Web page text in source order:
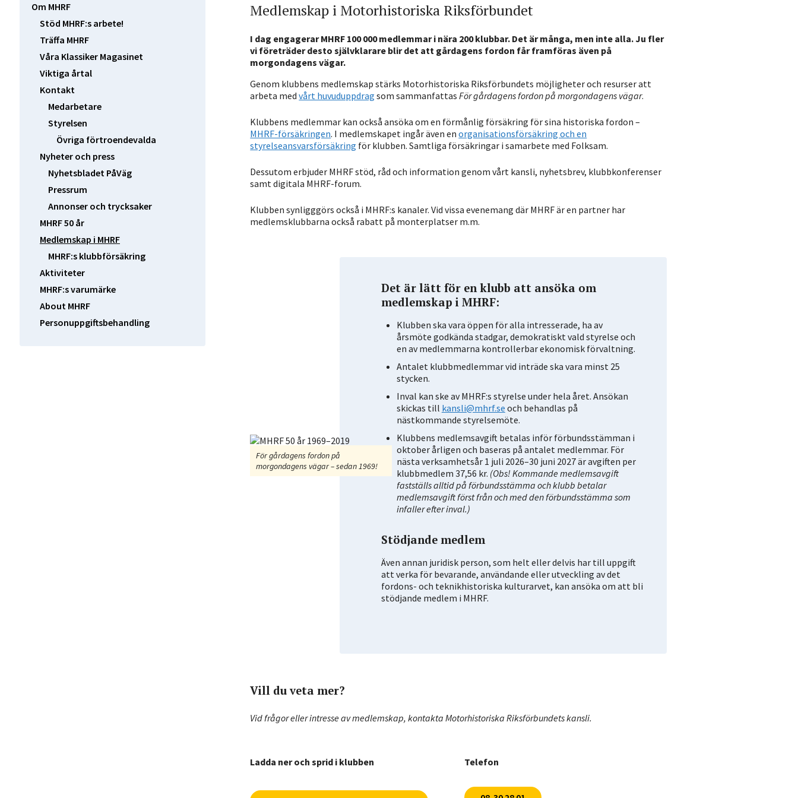
Om MHRF
Stöd MHRF:s arbete!
Träffa MHRF
Våra Klassiker Magasinet
Viktiga årtal
Kontakt
Medarbetare
Styrelsen
Övriga förtroendevalda
Nyheter och press
Nyhetsbladet PåVäg
Pressrum
Annonser och trycksaker
MHRF 50 år
Medlemskap i MHRF
MHRF:s klubbförsäkring
Aktiviteter
MHRF:s varumärke
About MHRF
Personuppgiftsbehandling
Medlemskap i Motorhistoriska Riksförbundet
I dag engagerar MHRF 100 000 medlemmar i nära 200 klubbar. Det är många, men inte alla. Ju fler
vi företräder desto självklarare blir det att gårdagens fordon får framföras även på
morgondagens vägar.
Genom klubbens medlemskap stärks Motorhistoriska Riksförbundets möjligheter och resurser att
arbeta medvårt huvuduppdrag som sammanfattasFör gårdagens fordon på morgondagens vägar.
Klubbens medlemmar kan också ansöka om en förmånlig försäkring för sina historiska fordon –
MHRF-försäkringen. I medlemskapet ingår även enorganisationsförsäkring och en
styrelseansvarsförsäkring för klubben. Samtliga försäkringar i samarbete med Folksam.
Dessutom erbjuder MHRF stöd, råd och information genom vårt kansli, nyhetsbrev, klubbkonferenser
samt digitala MHRF-forum.
Klubben synligggörs också i MHRF:s kanaler. Vid vissa evenemang där MHRF är en partner har
medlemsklubbarna också rabatt på monterplatser m.m.
För gårdagens fordon på
morgondagens vägar – sedan 1969!
Det är lätt för en klubb att ansöka om
medlemskap i MHRF:
Klubben ska vara öppen för alla intresserade, ha av
årsmöte godkända stadgar, demokratiskt vald styrelse och
en av medlemmarna kontrollerbar ekonomisk förvaltning.
Antalet klubbmedlemmar vid inträde ska vara minst 25
stycken.
Inval kan ske av MHRF:s styrelse under hela året. Ansökan
skickas till kansli@mhrf.se och behandlas på
nästkommande styrelsemöte.
Klubbens medlemsavgift betalas inför förbundsstämman i
oktober årligen och baseras på antalet medlemmar. För
nästa verksamhetsår 1 juli 2026–30 juni 2027 är avgiften per
klubbmedlem 37,56 kr. (Obs! Kommande medlemsavgift
fastställs alltid på förbundsstämma och klubb betalar
medlemsavgift först från och med den förbundsstämma som
infaller efter inval.)
Stödjande medlem
Även annan juridisk person, som helt eller delvis har till uppgift
att verka för bevarande, användande eller utveckling av det
fordons- och teknikhistoriska kulturarvet, kan ansöka om att bli
stödjande medlem i MHRF.
Vill du veta mer?
Vid frågor eller intresse av medlemskap, kontakta Motorhistoriska Riksförbundets kansli.
Ladda ner och sprid i klubben Telefon